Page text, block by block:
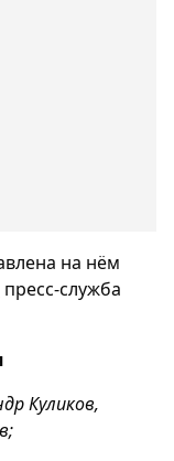
на нём
пресс-служба
Куликов,